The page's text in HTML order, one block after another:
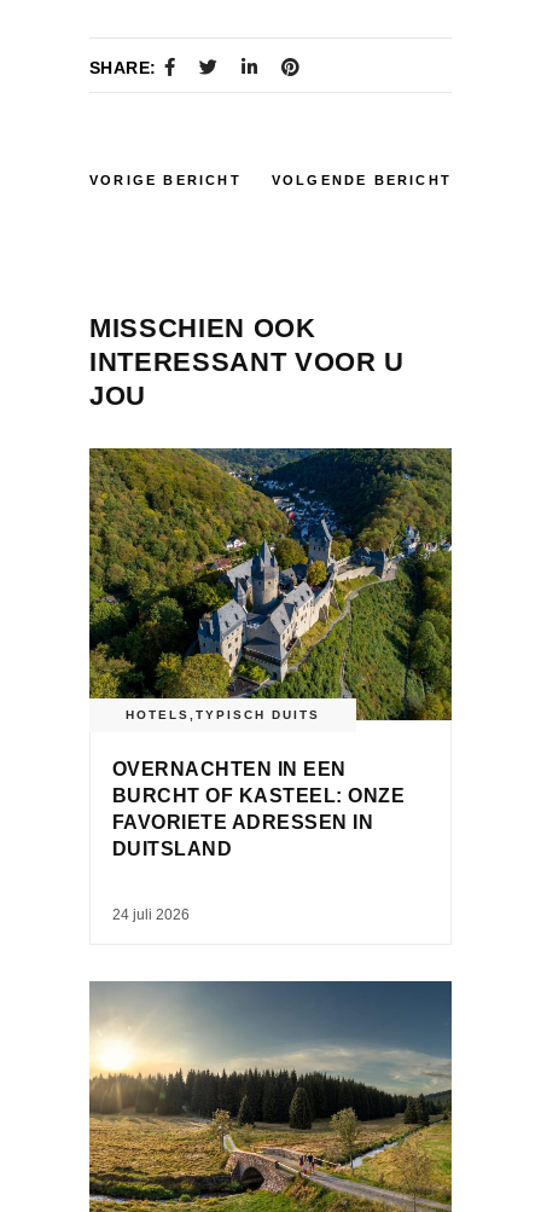
SHARE:
VORIGE BERICHT VOLGENDE BERICHT
MISSCHIEN OOK
INTERESSANT VOOR U
JOU
HOTELS TYPISCH DUITS
OVERNACHTEN IN EEN
BURCHT OF KASTEEL: ONZE
FAVORIETE ADRESSEN IN
DUITSLAND
24 juli 2026